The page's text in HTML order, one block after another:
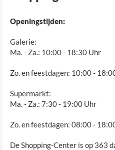
Natuurpark-Our
Kultuur en Musea
Shopping
Shopping Center Massen
Openbaar vervoer in
Openingstijden:
Galerie:
Ma. - Za.: 10:00 - 18:30 Uhr
Zo. en feestdagen: 10:00 -
Supermarkt:
Ma. - Za.: 7:30 - 19:00 Uhr
Zo. en feestdagen: 08:00 -
De Shopping-Center is op 363